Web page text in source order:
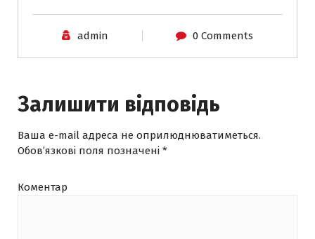
admin 0 Comments
Залишити відповідь
Ваша e-mail адреса не оприлюднюватиметься.
Обов’язкові поля позначені *
Коментар